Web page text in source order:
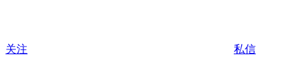
关注 私信